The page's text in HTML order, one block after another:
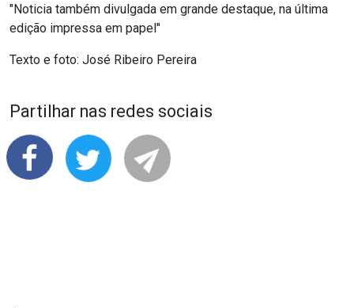
"Noticia também divulgada em grande destaque, na última
edição impressa em papel"
Texto e foto: José Ribeiro Pereira
Partilhar nas redes sociais